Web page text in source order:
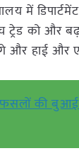
में
ट्रेड को और
और हाई और
फसलों की